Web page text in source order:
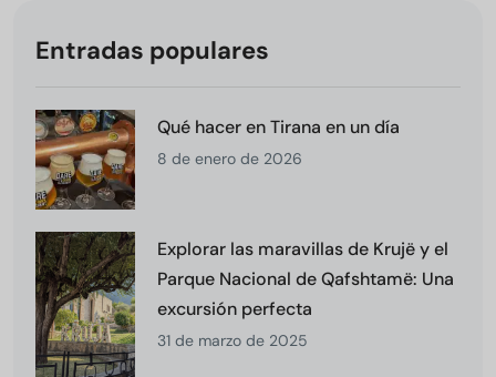
Entradas populares
Qué hacer en Tirana en un día
8 de enero de 2026
Explorar las maravillas de Krujë y el
Parque Nacional de Qafshtamë: Una
excursión perfecta
31 de marzo de 2025